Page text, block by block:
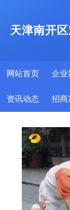
天津南开
网站首页 企业
资讯动态 招商